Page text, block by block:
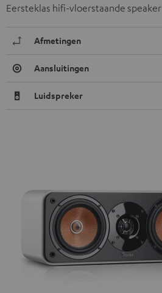
Eersteklas hifi-vloerstaande speaker
Afmetingen
Aansluitingen
Luidspreker